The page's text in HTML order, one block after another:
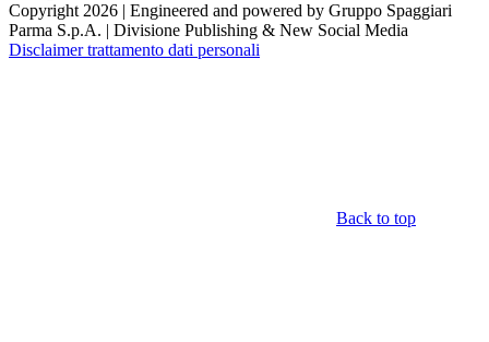
Copyright 2026 | Engineered and powered by Gruppo Spaggiari
Parma S.p.A. | Divisione Publishing & New Social Media
Disclaimer trattamento dati personali
Back to top